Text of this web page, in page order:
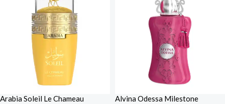
Arabia Soleil Le Chameau Alvina Odessa Milestone